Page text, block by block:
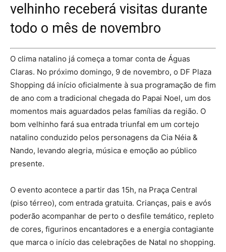
velhinho receberá visitas durante
todo o mês de novembro
O clima natalino já começa a tomar conta de Águas
Claras. No próximo domingo, 9 de novembro, o DF Plaza
Shopping dá início oficialmente à sua programação de fim
de ano com a tradicional chegada do Papai Noel, um dos
momentos mais aguardados pelas famílias da região. O
bom velhinho fará sua entrada triunfal em um cortejo
natalino conduzido pelos personagens da Cia Néia &
Nando, levando alegria, música e emoção ao público
presente.
O evento acontece a partir das 15h, na Praça Central
(piso térreo), com entrada gratuita. Crianças, pais e avós
poderão acompanhar de perto o desfile temático, repleto
de cores, figurinos encantadores e a energia contagiante
que marca o início das celebrações de Natal no shopping.